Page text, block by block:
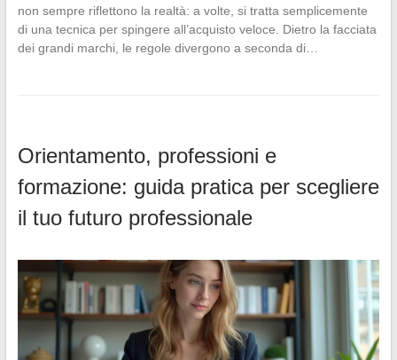
non sempre riflettono la realtà: a volte, si tratta semplicemente
di una tecnica per spingere all’acquisto veloce. Dietro la facciata
dei grandi marchi, le regole divergono a seconda di…
Orientamento, professioni e
formazione: guida pratica per scegliere
il tuo futuro professionale